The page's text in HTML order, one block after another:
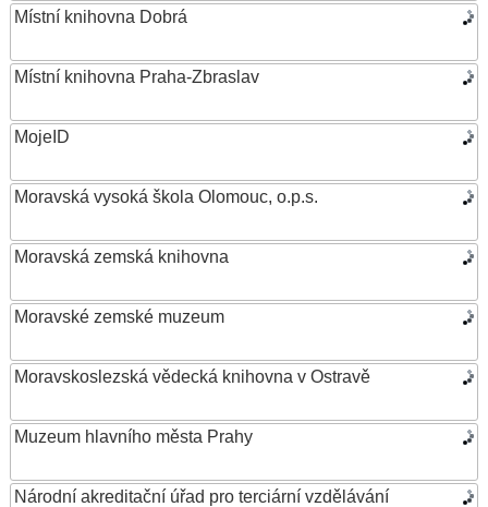
Místní knihovna Dobrá
Místní knihovna Praha-Zbraslav
MojeID
Moravská vysoká škola Olomouc, o.p.s.
Moravská zemská knihovna
Moravské zemské muzeum
Moravskoslezská vědecká knihovna v Ostravě
Muzeum hlavního města Prahy
Národní akreditační úřad pro terciární vzdělávání